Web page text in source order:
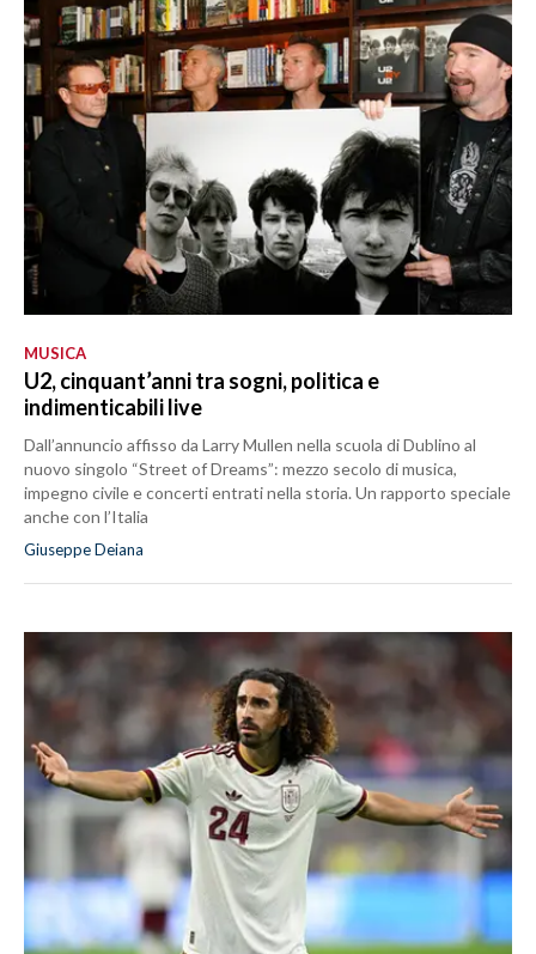
MUSICA
U2, cinquant’anni tra sogni, politica e
indimenticabili live
Dall’annuncio affisso da Larry Mullen nella scuola di Dublino al
nuovo singolo “Street of Dreams”: mezzo secolo di musica,
impegno civile e concerti entrati nella storia. Un rapporto speciale
anche con l’Italia
Giuseppe Deiana